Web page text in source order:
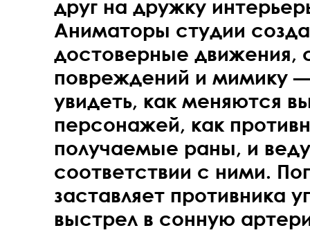
друг на дружку
Аниматоры студии
достоверные движения,
повреждений и мимику
увидеть, как меняются
персонажей, как
получаемые раны, и
соответствии с ними.
заставляет противника
выстрел в сонную